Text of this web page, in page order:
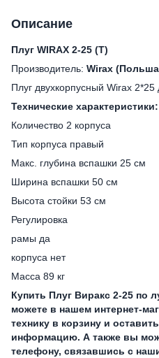
Описание
Плуг WIRAX 2-25 (Т)
Производитель: Wirax
Плуг двухкорпусный Wirax 2*25
Технические характеристики:
Количество 2 корпуса
Тип корпуса правый
Макс. глубина вспашки 25 см
Ширина вспашки 50 см
Высота стойки 53 см
Регулировка
рамы да
корпуса нет
Масса 89 кг
Купить Плуг Виракс 2-25 по
можете в нашем интернет-
технику в корзину и
информацию. А также вы
телефону, связавшись с